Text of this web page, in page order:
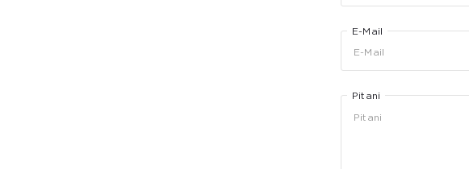
E-Mail
Pitani